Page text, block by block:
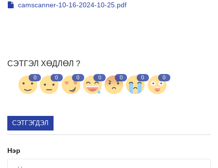
Холбоо барих
camscanner-10-16-2024-10-25.pdf
СЭТГЭЛ ХӨДЛӨЛ ?
0 0 0 0 0 0 0
СЭТГЭГДЭЛ
Нэр